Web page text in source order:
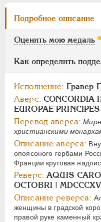
Подробное описание
Оценить мою медаль
Как определить
Исполнение: Гравер
Аверс: CONCORDIA
EUROPAE
Перевод аверса:
христианскими
Описание аверса:
опоясоного гербами
Франции круговая
Реверс: AQUIS
OCTOBRI |
Описание реверса:
женщины в градской
правой руке каменный
АЛЕКСАНДР II 1855-
НИКОЛАЙ II 1894-
СЕРИИ МЕДАЛЕЙ